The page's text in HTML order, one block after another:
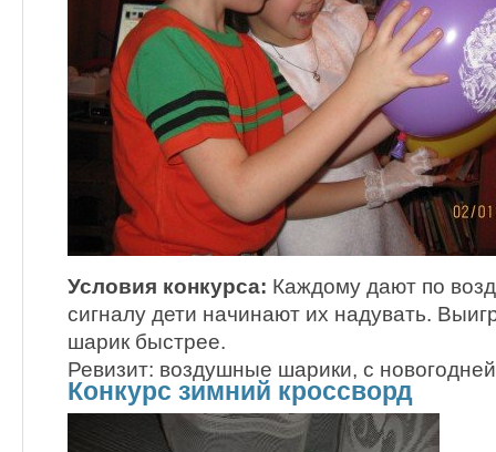
Условия конкурса: Каждому дают по
сигналу дети начинают их надувать.
шарик быстрее.
Ревизит: воздушные шарики, с
Конкурс зимний кроссворд